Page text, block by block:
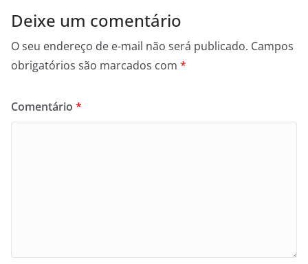
Deixe um comentário
O seu endereço de e-mail não será publicado. Campos
obrigatórios são marcados com *
Comentário *